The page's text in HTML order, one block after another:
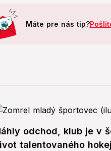
Máte pre nás tip?
odchod, klub je v
talentovaného